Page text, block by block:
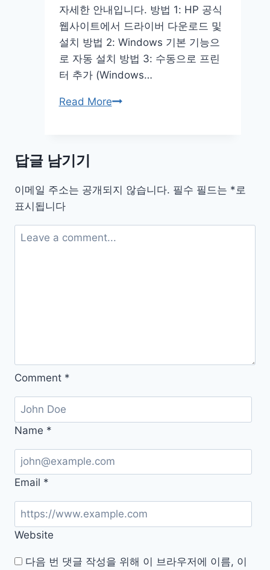
자세한 안내입니다. 방법 1: HP 공식
웹사이트에서 드라이버 다운로드 및
설치 방법 2: Windows 기본 기능으
로 자동 설치 방법 3: 수동으로 프린
터 추가 (Windows…
Read Morehp
이
답글 남기기
이메일 주소는 공개되지 않습니다. 필수 필드는 *로
표시됩니다
Comment *
Name *
Email *
Website
다음 번 댓글 작성을 위해 이 브라우저에 이름, 이